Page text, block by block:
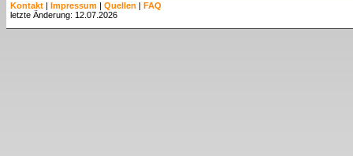
Kontakt | Impressum | Quellen | FAQ
letzte Änderung: 12.07.2026